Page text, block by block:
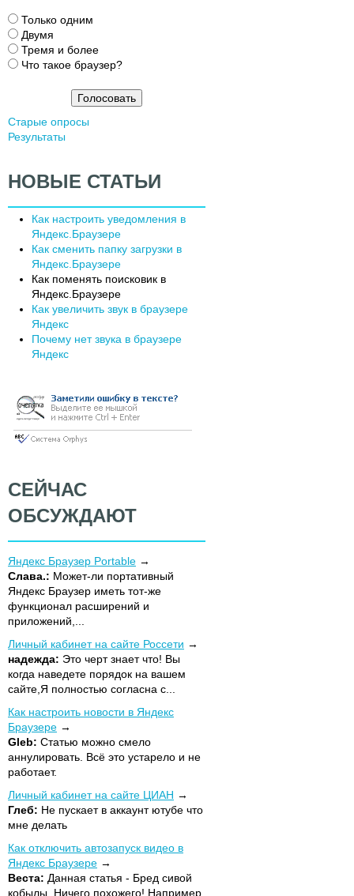
В
а
р
и
ы
Только одним
Двумя
Тремя и более
Что такое браузер?
Старые опросы
Результаты
НОВЫЕ СТАТЬИ
Как настроить уведомления в
Яндекс.Браузере
Как сменить папку загрузки в
Яндекс.Браузере
Как поменять поисковик в
Яндекс.Браузере
Как увеличить звук в браузере
Яндекс
Почему нет звука в браузере
Яндекс
СЕЙЧАС
ОБСУЖДАЮТ
Яндекс Браузер Portable
Слава.: Может-ли портативный
Яндекс Браузер иметь тот-же
функционал расширений и
приложений,...
Личный кабинет на сайте Россети
надежда: Это черт знает что! Вы
когда наведете порядок на вашем
сайте,Я полностью согласна с...
Как настроить новости в Яндекс
Браузере
Gleb: Статью можно смело
аннулировать. Всё это устарело и не
работает.
Личный кабинет на сайте ЦИАН
Глеб: Не пускает в аккаунт ютубе что
мне делать
Как отключить автозапуск видео в
Яндекс Браузере
Веста: Данная статья - Бред сивой
кобылы. Ничего похожего! Например